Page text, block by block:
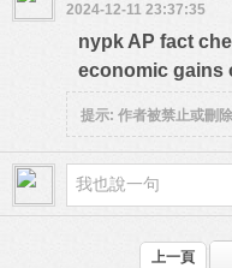
2024-12-11 23:37:35
nypk AP fact
economic gains
提示: 作者被禁止或刪
上一頁